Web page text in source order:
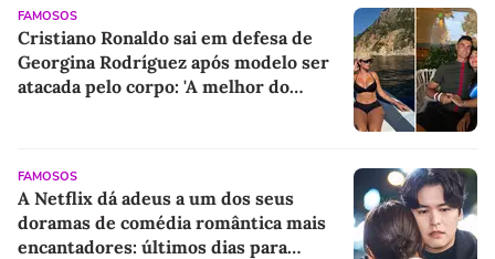
FAMOSOS
Cristiano Ronaldo sai em defesa de
Georgina Rodríguez após modelo ser
atacada pelo corpo: 'A melhor do
FAMOSOS
A Netflix dá adeus a um dos seus
doramas de comédia romântica mais
encantadores: últimos dias para